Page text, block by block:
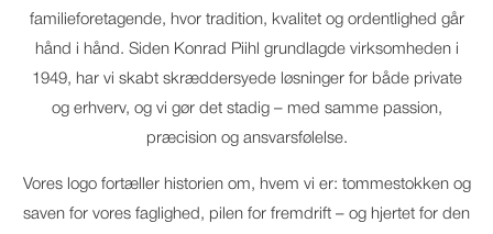
familieforetagende, hvor tradition, kvalitet og ordentlighed går
hånd i hånd. Siden Konrad Piihl grundlagde virksomheden i
1949, har vi skabt skræddersyede løsninger for både private
og erhverv, og vi gør det stadig – med samme passion,
præcision og ansvarsfølelse.
Vores logo fortæller historien om, hvem vi er: tommestokken og
saven for vores faglighed, pilen for fremdrift – og hjertet for den